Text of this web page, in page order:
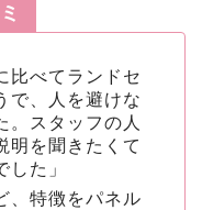
比べてランドセ
で、人を避けな
。スタッフの人
明を聞きたくて
した」
、特徴をパネル